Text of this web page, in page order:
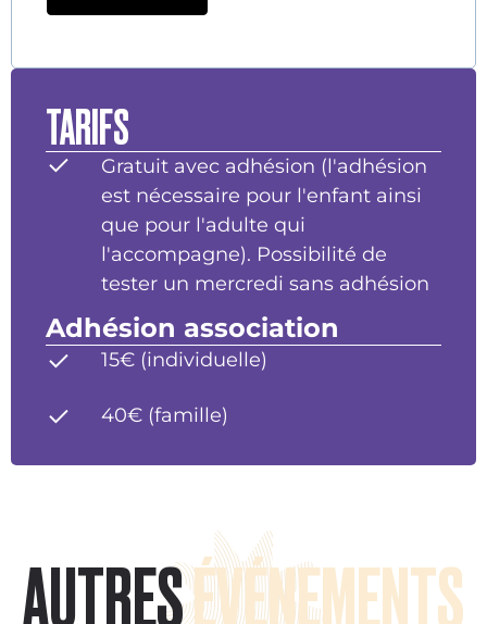
TARIFS
Gratuit avec adhésion (l'adhésion
est nécessaire pour l'enfant ainsi
que pour l'adulte qui
l'accompagne). Possibilité de
tester un mercredi sans adhésion
Adhésion association
15€ (individuelle)
40€ (famille)
AUTRESÉVÉNEMENTS